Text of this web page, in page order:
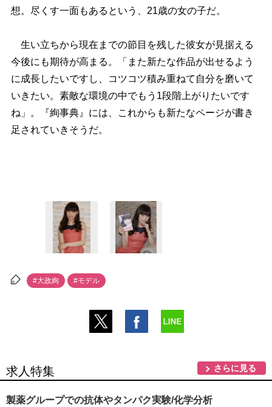
想。尽くす一面もあるという、21歳の女の子だ。
生い立ちから現在までの節目を残した彼女が見据える
今後にも期待が高まる。「また新たな作品が出せるよう
に成長したいですし、コツコツ積み重ねて自分を磨いて
いきたい。素敵な環境の中でもう1段階上がりたいです
ね」。『絢事典』には、これからも新たなページが書き
足されていきそうだ。
#大政絢 #モデル
求人特集 さらに見る
製薬グループでの抗体やタンパク実験/化学分析